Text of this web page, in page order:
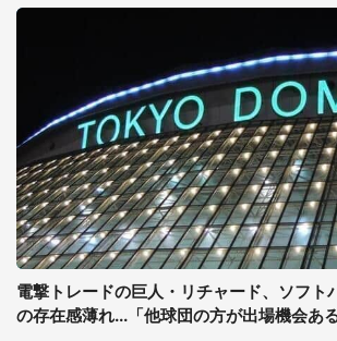
電撃トレードの巨人・リチャード、ソフト
の存在感薄れ...「他球団の方が出場機会あ